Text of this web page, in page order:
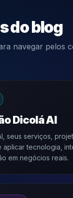
do blog
navegar pelos
Dicolá AI
seus serviços,
aplicar tecnologia,
em negócios reais.